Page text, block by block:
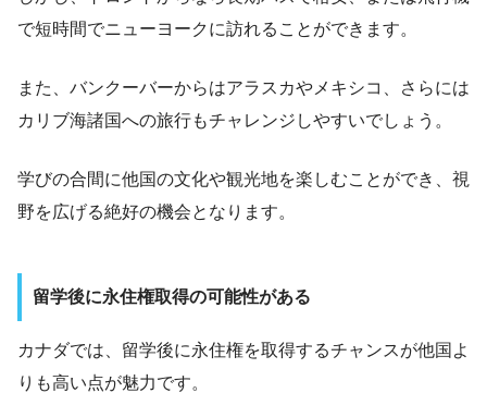
で短時間でニューヨークに訪れることができます。
また、バンクーバーからはアラスカやメキシコ、さらには
カリブ海諸国への旅行もチャレンジしやすいでしょう。
学びの合間に他国の文化や観光地を楽しむことができ、視
野を広げる絶好の機会となります。
留学後に永住権取得の可能性がある
カナダでは、留学後に永住権を取得するチャンスが他国よ
りも高い点が魅力です。